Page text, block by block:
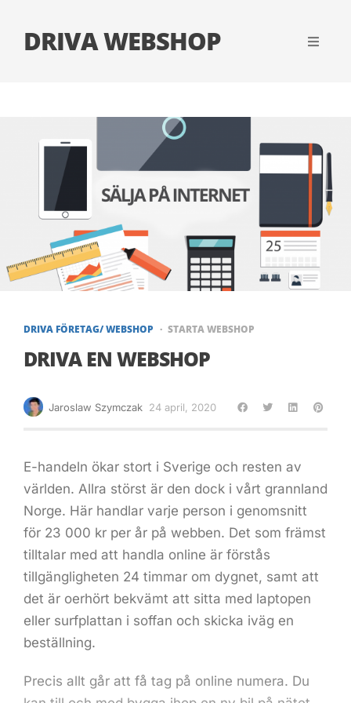
DRIVA WEBSHOP
DRIVA FÖRETAG/ WEBSHOP STARTA WEBSHOP
DRIVA EN WEBSHOP
Jaroslaw Szymczak 24 april, 2020
E-handeln ökar stort i Sverige och resten av
världen. Allra störst är den dock i vårt grannland
Norge. Här handlar varje person i genomsnitt
för 23 000 kr per år på webben. Det som främst
tilltalar med att handla online är förstås
tillgängligheten 24 timmar om dygnet, samt att
det är oerhört bekvämt att sitta med laptopen
eller surfplattan i soffan och skicka iväg en
beställning.
Precis allt går att få tag på online numera. Du